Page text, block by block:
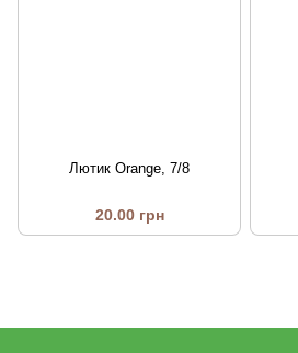
Лютик Orange, 7/8
20.00 грн